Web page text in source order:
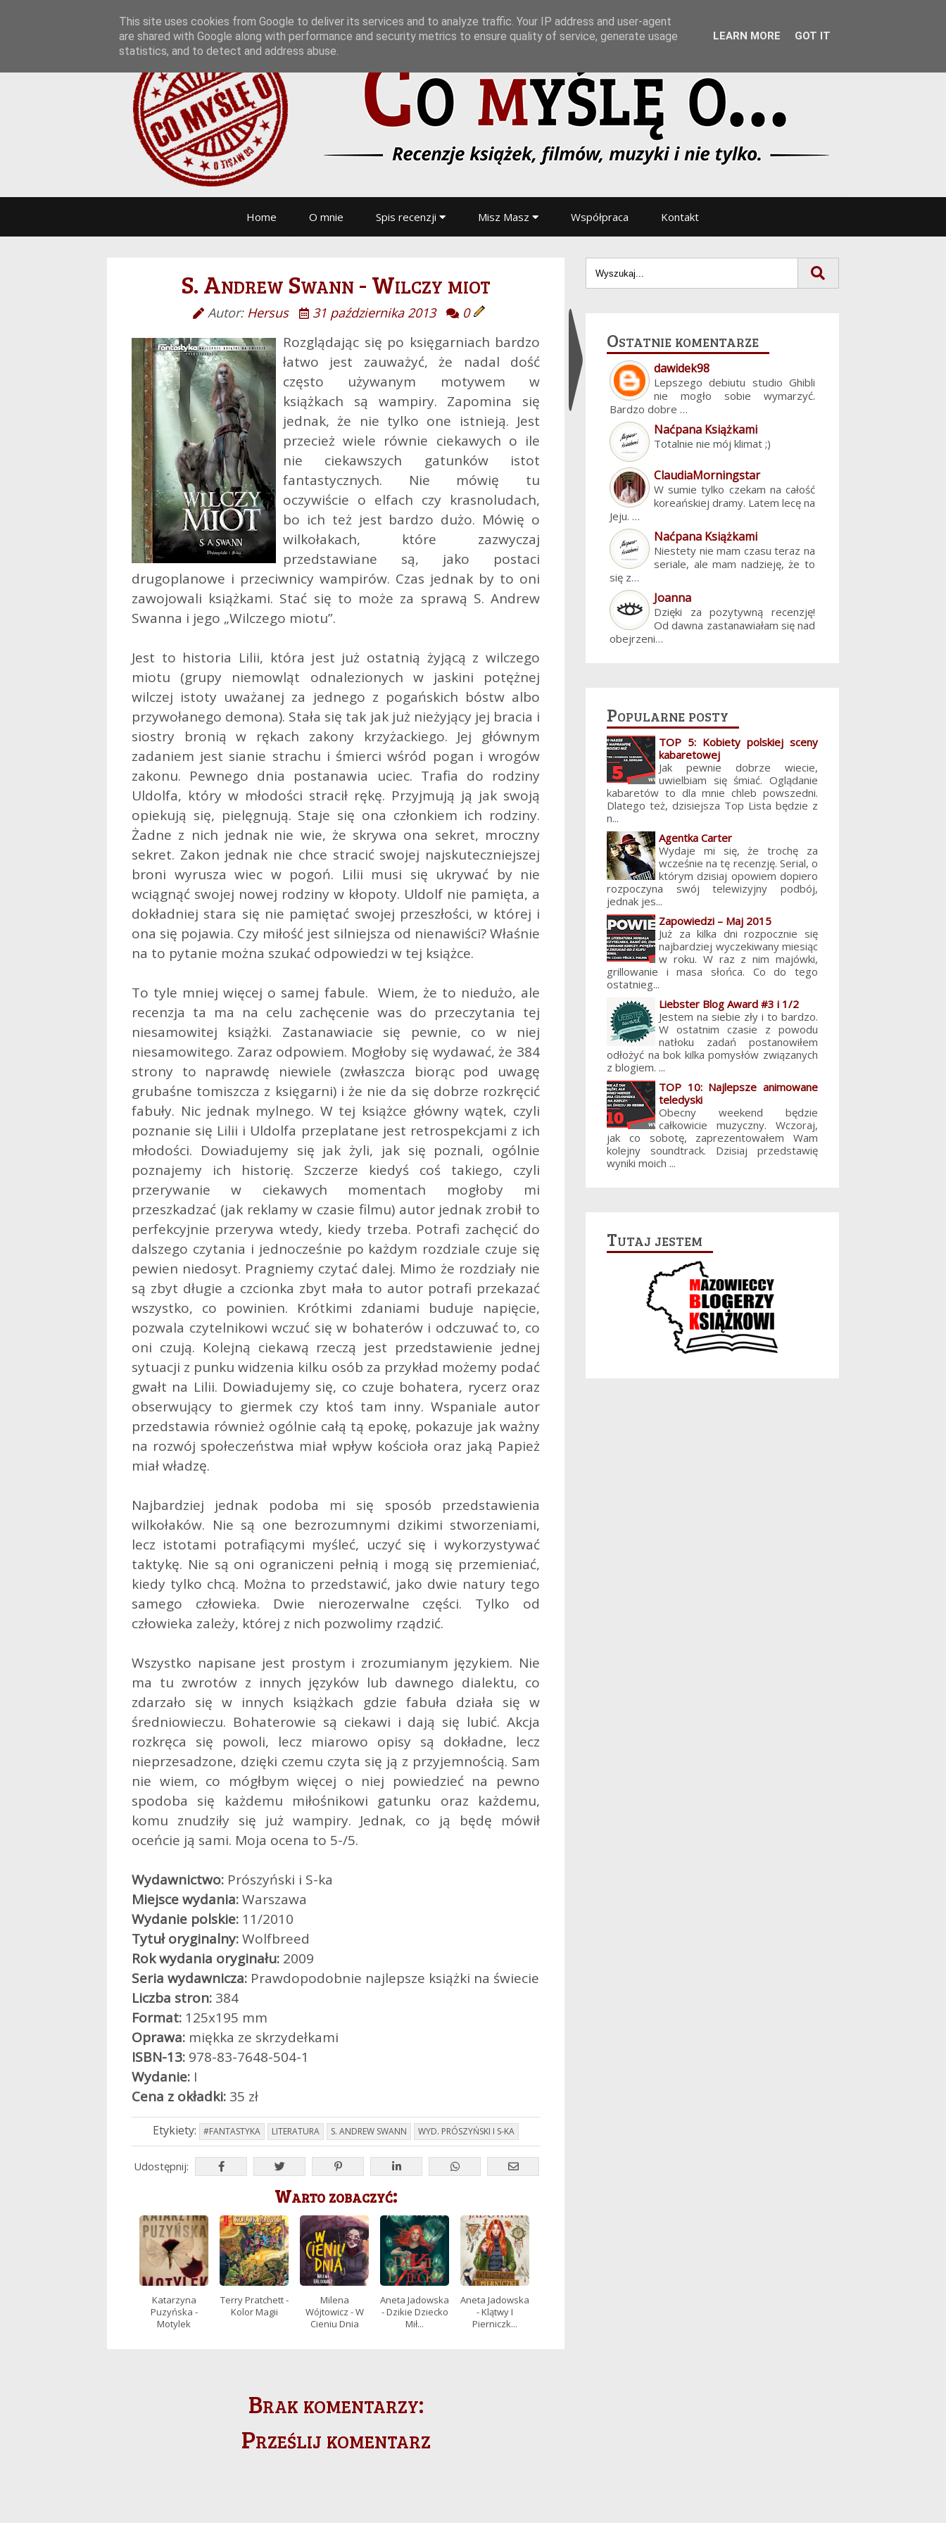
Home O mnie Spis recenzji Misz Masz Współpraca Kontakt
S. Andrew Swann - Wilczy miot
Autor: Hersus 31 października 2013 0
Rozglądając się po księgarniach bardzo
łatwo jest zauważyć, że nadal dość
często używanym motywem w
książkach są wampiry. Zapomina się
jednak, że nie tylko one istnieją. Jest
przecież wiele równie ciekawych o ile
nie ciekawszych gatunków istot
fantastycznych. Nie mówię tu
oczywiście o elfach czy krasnoludach,
bo ich też jest bardzo dużo. Mówię o
wilkołakach, które zazwyczaj
przedstawiane są, jako postaci
drugoplanowe i przeciwnicy wampirów. Czas jednak by to oni
zawojowali książkami. Stać się to może za sprawą S. Andrew
Swanna i jego „Wilczego miotu”.
Jest to historia Lilii, która jest już ostatnią żyjącą z wilczego
miotu (grupy niemowląt odnalezionych w jaskini potężnej
wilczej istoty uważanej za jednego z pogańskich bóstw albo
przywołanego demona). Stała się tak jak już nieżyjący jej bracia i
siostry bronią w rękach zakony krzyżackiego. Jej głównym
zadaniem jest sianie strachu i śmierci wśród pogan i wrogów
zakonu. Pewnego dnia postanawia uciec. Trafia do rodziny
Uldolfa, który w młodości stracił rękę. Przyjmują ją jak swoją
opiekują się, pielęgnują. Staje się ona członkiem ich rodziny.
Żadne z nich jednak nie wie, że skrywa ona sekret, mroczny
sekret. Zakon jednak nie chce stracić swojej najskuteczniejszej
broni wyrusza wiec w pogoń. Lilii musi się ukrywać by nie
wciągnąć swojej nowej rodziny w kłopoty. Uldolf nie pamięta, a
dokładniej stara się nie pamiętać swojej przeszłości, w której i
ona się pojawia. Czy miłość jest silniejsza od nienawiści? Właśnie
na to pytanie można szukać odpowiedzi w tej książce.
To tyle mniej więcej o samej fabule. Wiem, że to niedużo, ale
recenzja ta ma na celu zachęcenie was do przeczytania tej
niesamowitej książki. Zastanawiacie się pewnie, co w niej
niesamowitego. Zaraz odpowiem. Mogłoby się wydawać, że 384
strony to naprawdę niewiele (zwłaszcza biorąc pod uwagę
grubaśne tomiszcza z księgarni) i że nie da się dobrze rozkręcić
fabuły. Nic jednak mylnego. W tej książce główny wątek, czyli
poznanie się Lilii i Uldolfa przeplatane jest retrospekcjami z ich
młodości. Dowiadujemy się jak żyli, jak się poznali, ogólnie
poznajemy ich historię. Szczerze kiedyś coś takiego, czyli
przerywanie w ciekawych momentach mogłoby mi
przeszkadzać (jak reklamy w czasie filmu) autor jednak zrobił to
perfekcyjnie przerywa wtedy, kiedy trzeba. Potrafi zachęcić do
dalszego czytania i jednocześnie po każdym rozdziale czuje się
pewien niedosyt. Pragniemy czytać dalej. Mimo że rozdziały nie
są zbyt długie a czcionka zbyt mała to autor potrafi przekazać
wszystko, co powinien. Krótkimi zdaniami buduje napięcie,
pozwala czytelnikowi wczuć się w bohaterów i odczuwać to, co
oni czują. Kolejną ciekawą rzeczą jest przedstawienie jednej
sytuacji z punku widzenia kilku osób za przykład możemy podać
gwałt na Lilii. Dowiadujemy się, co czuje bohatera, rycerz oraz
obserwujący to giermek czy ktoś tam inny. Wspaniale autor
przedstawia również ogólnie całą tą epokę, pokazuje jak ważny
na rozwój społeczeństwa miał wpływ kościoła oraz jaką Papież
miał władzę.
Najbardziej jednak podoba mi się sposób przedstawienia
wilkołaków. Nie są one bezrozumnymi dzikimi stworzeniami,
lecz istotami potrafiącymi myśleć, uczyć się i wykorzystywać
taktykę. Nie są oni ograniczeni pełnią i mogą się przemieniać,
kiedy tylko chcą. Można to przedstawić, jako dwie natury tego
samego człowieka. Dwie nierozerwalne części. Tylko od
człowieka zależy, której z nich pozwolimy rządzić.
Wszystko napisane jest prostym i zrozumianym językiem. Nie
ma tu zwrotów z innych języków lub dawnego dialektu, co
zdarzało się w innych książkach gdzie fabuła działa się w
średniowieczu. Bohaterowie są ciekawi i dają się lubić. Akcja
rozkręca się powoli, lecz miarowo opisy są dokładne, lecz
nieprzesadzone, dzięki czemu czyta się ją z przyjemnością. Sam
nie wiem, co mógłbym więcej o niej powiedzieć na pewno
spodoba się każdemu miłośnikowi gatunku oraz każdemu,
komu znudziły się już wampiry. Jednak, co ją będę mówił
oceńcie ją sami. Moja ocena to 5-/5.
Wydawnictwo: Prószyński i S-ka
Miejsce wydania:Warszawa
Wydanie polskie: 11/2010
Tytuł oryginalny:Wolfbreed
Rok wydania oryginału: 2009
Seria wydawnicza: Prawdopodobnie najlepsze książki na świecie
Liczba stron: 384
Format: 125x195 mm
Oprawa: miękka ze skrzydełkami
ISBN-13: 978-83-7648-504-1
Wydanie: I
Cena z okładki: 35 zł
Etykiety: #FANTASTYKA LITERATURA S. ANDREW SWANN WYD. PRÓSZYŃSKI I S-KA
Udostępnij:
Warto zobaczyć:
Katarzyna
Puzyńska -
Motylek
Terry Pratchett -
Kolor Magii
Milena
Wójtowicz - W
Cieniu Dnia
Aneta Jadowska
- Dzikie Dziecko
Mił...
Aneta Jadowska
- Klątwy I
Pierniczk...
Ukryj
Brak komentarzy:
Prześlij komentarz
Ostatnie komentarze
dawidek98
Lepszego debiutu studio Ghibli
nie mogło sobie wymarzyć.
Bardzo dobre …
Naćpana Książkami
Totalnie nie mój klimat ;)
ClaudiaMorningstar
W sumie tylko czekam na całość
koreańskiej dramy. Latem lecę na
Jeju. …
Naćpana Książkami
Niestety nie mam czasu teraz na
seriale, ale mam nadzieję, że to
się z…
Joanna
Dzięki za pozytywną recenzję!
Od dawna zastanawiałam się nad
obejrzeni…
Popularne posty
TOP 5: Kobiety polskiej sceny
kabaretowej
Jak pewnie dobrze wiecie,
uwielbiam się śmiać. Oglądanie
kabaretów to dla mnie chleb powszedni.
Dlatego też, dzisiejsza Top Lista będzie z
n...
Agentka Carter
Wydaje mi się, że trochę za
wcześnie na tę recenzję. Serial, o
którym dzisiaj opowiem dopiero
rozpoczyna swój telewizyjny podbój,
jednak jes...
Zapowiedzi – Maj 2015
Już za kilka dni rozpocznie się
najbardziej wyczekiwany miesiąc
w roku. W raz z nim majówki,
grillowanie i masa słońca. Co do tego
ostatnieg...
Liebster Blog Award #3 i 1/2
Jestem na siebie zły i to bardzo.
W ostatnim czasie z powodu
natłoku zadań postanowiłem
odłożyć na bok kilka pomysłów związanych
z blogiem. ...
TOP 10: Najlepsze animowane
teledyski
Obecny weekend będzie
całkowicie muzyczny. Wczoraj,
jak co sobotę, zaprezentowałem Wam
kolejny soundtrack. Dzisiaj przedstawię
wyniki moich ...
Tutaj jestem
This site uses cookies from Google to deliver its services and to analyze traffic. Your IP address and user-agent
are shared with Google along with performance and security metrics to ensure quality of service, generate usage
statistics, and to detect and address abuse.
LEARN MORE GOT IT